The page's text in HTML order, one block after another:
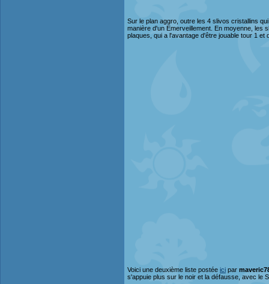
Sur le plan aggro, outre les 4 slivos cristallins
manière d'un Emerveillement. En moyenne,
plaques, qui a l'avantage d'être jouable tour 1
Voici une deuxième liste postée ici par
s'appuie plus sur le noir et la défausse, avec le